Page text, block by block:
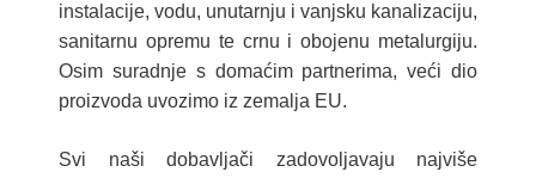
instalacije, vodu, unutarnju i vanjsku kanalizaciju,
sanitarnu opremu te crnu i obojenu metalurgiju.
Osim suradnje s domaćim partnerima, veći dio
proizvoda uvozimo iz zemalja EU.
Svi naši dobavljači zadovoljavaju najviše